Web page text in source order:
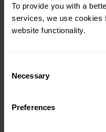
To provide you with a
services, we use cookies
website functionality.
Selection
Necessary
Preferences
Dokumentai
Privatumo politika
Duomenų apsaugos pareigūnė
Investuotojams